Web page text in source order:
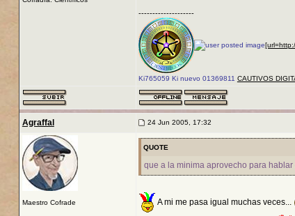
--------------------
Ki765059 Ki nuevo 01369811 CAUTIVOS
Agraffal 24 Jun 2005, 17:32
Maestro Cofrade
QUOTE
que a la minima aprovecho para
A mi me pasa igual muchas veces...